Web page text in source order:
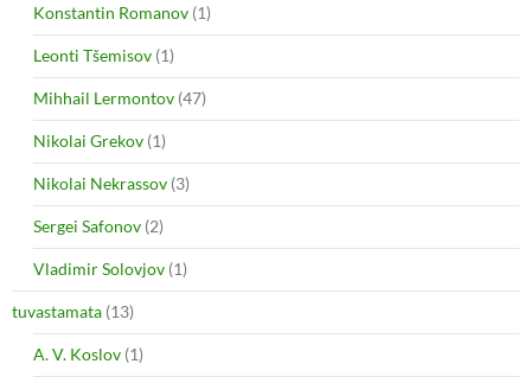
Konstantin Romanov (1)
Leonti Tšemisov (1)
Mihhail Lermontov (47)
Nikolai Grekov (1)
Nikolai Nekrassov (3)
Sergei Safonov (2)
Vladimir Solovjov (1)
tuvastamata (13)
A. V. Koslov (1)